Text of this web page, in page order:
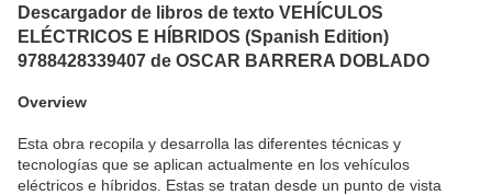
Descargador de libros de texto VEHÍCULOS
ELÉCTRICOS E HÍBRIDOS (Spanish Edition)
9788428339407 de OSCAR BARRERA DOBLADO
Overview
Esta obra recopila y desarrolla las diferentes técnicas y
tecnologías que se aplican actualmente en los vehículos
eléctricos e híbridos. Estas se tratan desde un punto de vista